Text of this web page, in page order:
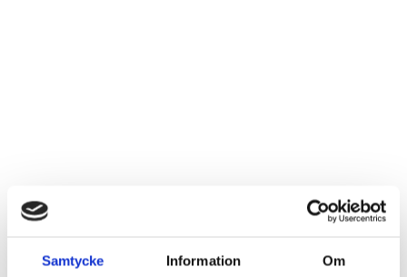
Samtycke Information Om
Fågel i smide SALE
Artnr: 4606
Logga in för att se pris
Groda blomma i hamrad plåt
15 cm